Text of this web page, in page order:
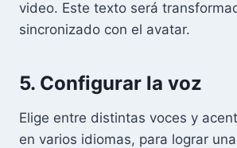
video. Este texto será
sincronizado con el avatar.
5. Configurar la voz
Elige entre distintas voces y
en varios idiomas, para lograr